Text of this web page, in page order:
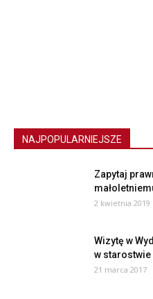
NAJPOPULARNIEJSZE
Zapytaj
2 kwietnia 2019
Wizytę w
w
21 marca 2017